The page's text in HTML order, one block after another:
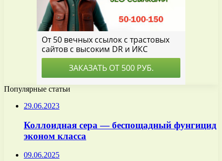
Популярные статьи
29.06.2023
Коллоидная сера — беспощадный фунгицид
эконом класса
09.06.2025